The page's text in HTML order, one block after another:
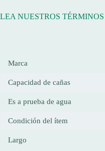
LEA NUESTROS
Marca
Capacidad de cañas
Es a prueba de agua
Condición del ítem
Largo